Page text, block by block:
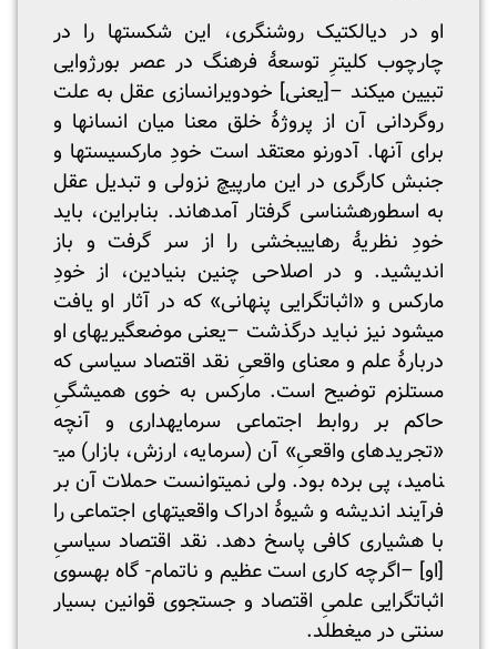
او در دیالکتیک روشنگری، این شکست­ها را در
چارچوب کلی­ترِ توسعۀ فرهنگ در عصر بورژوایی
تبیین می­کند –[یعنی] خودویران­سازی عقل به علت
روگردانی آن از پروژۀ خلق معنا میان انسان­ها و
برای آنها. آدورنو معتقد است خودِ مارکسیست­ها و
جنبش کارگری در این مارپیچ نزولی و تبدیل عقل
به اسطوره­شناسی گرفتار آمده­اند. بنابراین، باید
خودِ نظریۀ رهایی­بخشی را از سر گرفت و باز
اندیشید. و در اصلاحی چنین بنیادین، از خودِ
مارکس و «اثبات­گرایی پنهانی» که در آثار او یافت
می­شود نیز نباید درگذشت –یعنی موضع­گیری­های او
دربارۀ علم و معنای واقعیِ نقد اقتصاد سیاسی که
مستلزم توضیح است. مارکس به خوی همیشگیِ
حاکم بر روابط اجتماعی سرمایه­داری و آنچه
«تجریدهای واقعیِ» آن (سرمایه، ارزش، بازار) می­
نامید، پی برده بود. ولی نمی­توانست حملات آن بر
فرآیند اندیشه و شیوۀ ادراک واقعیت­های اجتماعی را
با هشیاری کافی پاسخ دهد. نقد اقتصاد سیاسیِ
[او] –اگرچه کاری است عظیم و ناتمام- گاه به­سوی
اثبات­گرایی علمیِ اقتصاد و جستجوی قوانین بسیار
سنتی در می­غطلد.